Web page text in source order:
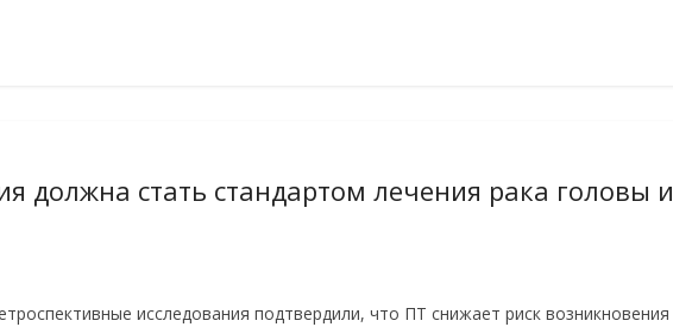
должна стать стандартом лечения рака головы и
исследования подтвердили, что ПТ снижает риск возникновения